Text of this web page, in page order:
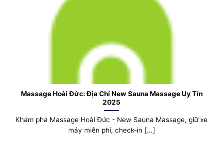
Massage Hoài Đức: Địa Chỉ New Sauna Massage Uy Tín
2025
Khám phá Massage Hoài Đức - New Sauna Massage, giữ xe
máy miễn phí, check-in [...]